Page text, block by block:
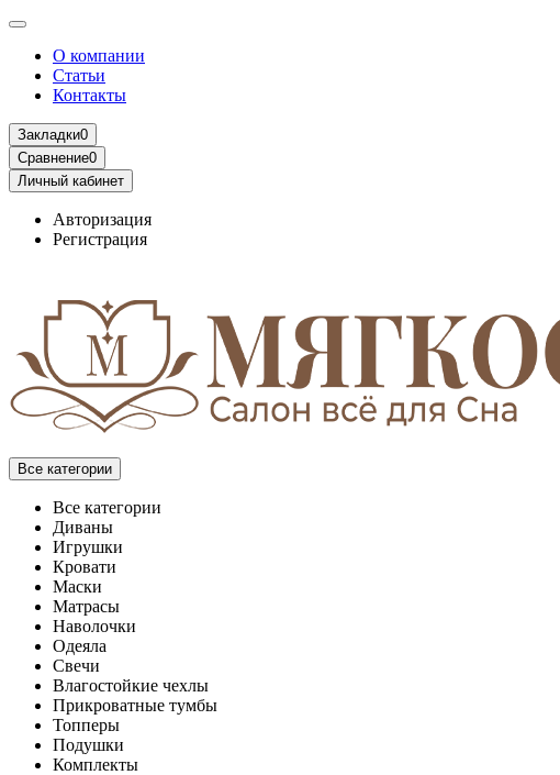
О компании
Статьи
Контакты
Закладки0
Сравнение0
Личный кабинет
Авторизация
Регистрация
Все категории
Все категории
Диваны
Игрушки
Кровати
Маски
Матрасы
Наволочки
Одеяла
Свечи
Влагостойкие чехлы
Прикроватные тумбы
Топперы
Подушки
Комплекты